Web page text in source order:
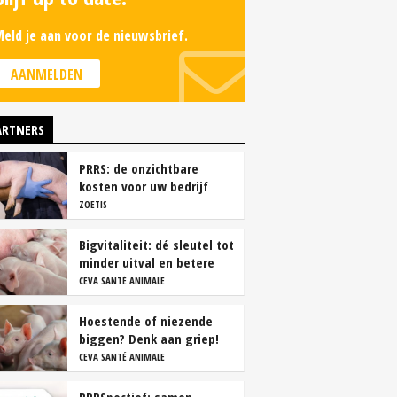
je aan voor de nieuwsbrief.
AANMELDEN
PRRS: de onzichtbare
kosten voor uw bedrijf
ZOETIS
Bigvitaliteit: dé sleutel tot
minder uitval en betere
groei
CEVA SANTÉ ANIMALE
Hoestende of niezende
biggen? Denk aan griep!
CEVA SANTÉ ANIMALE